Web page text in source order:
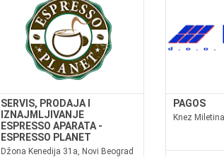
SERVIS, PRODAJA I
IZNAJMLJIVANJE
ESPRESSO APARATA -
ESPRESSO PLANET
Džona Kenedija 31a, Novi Beograd
PAGOS
Knez